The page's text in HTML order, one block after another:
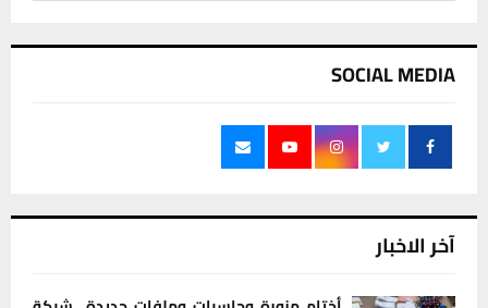
SOCIAL MEDIA
آخر الاخبار